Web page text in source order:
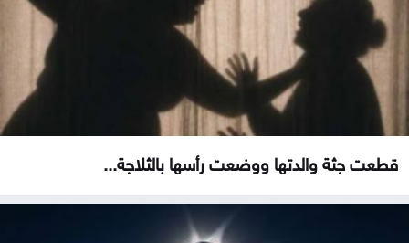
قطعت جثة والدتها ووضعت رأسها بالثلاجة...